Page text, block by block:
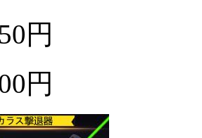
円
円